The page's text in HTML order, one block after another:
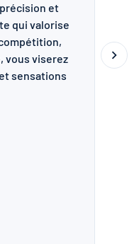
et
qui valorise
vous viserez
sensations